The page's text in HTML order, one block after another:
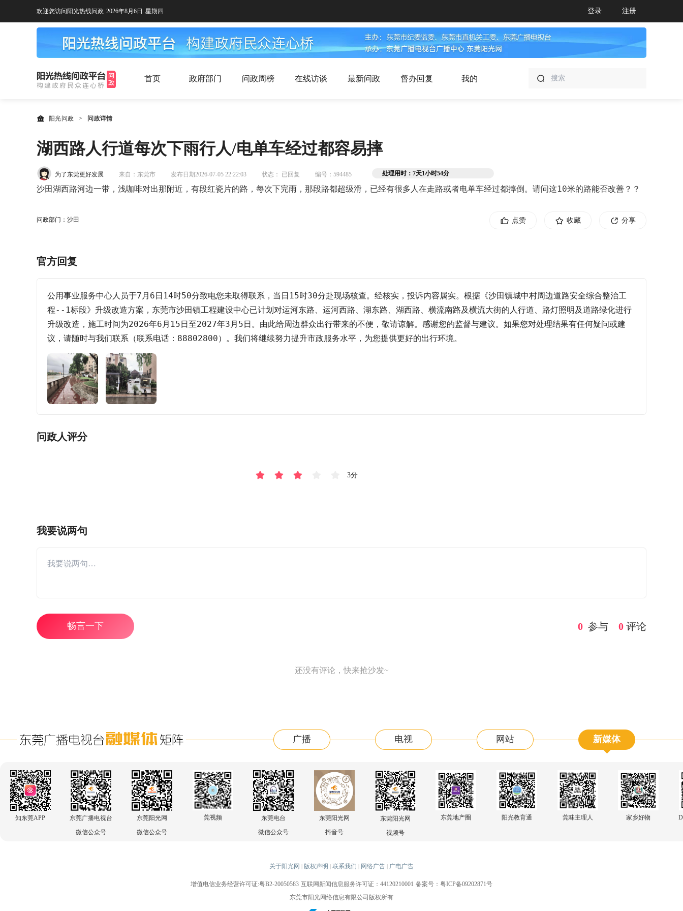
欢迎您访问阳光热线问政 2026年8月6日 星期四 登录 注册
首页 政府部门 问政周榜 在线访谈 最新问政 督办回复 我的
阳光问政 > 问政详情
湖西路人行道每次下雨行人/电单车经过都容易摔
为了东莞更好发展 来自：东莞市 发布日期2026-07-05 22:22:03 状态： 已回复 编号：594485 处理用时：7天1小时54分
沙田湖西路河边一带，浅咖啡对出那附近，有段红瓷片的路，每次下完雨，那段路都超级滑，已经有很多人在走路或者电单车经过都摔倒。请问这10米的路能否改善？？
问政部门：沙田 点赞 收藏 分享
官方回复
公用事业服务中心人员于7月6日14时50分致电您未取得联系，当日15时30分赴现场核查。经核实，投诉内容属实。根据《沙田镇城中村周边道路安全综合整治工
程--1标段》升级改造方案，东莞市沙田镇工程建设中心已计划对运河东路、运河西路、湖东路、湖西路、横流南路及横流大街的人行道、路灯照明及道路绿化进行
升级改造，施工时间为2026年6月15日至2027年3月5日。由此给周边群众出行带来的不便，敬请谅解。感谢您的监督与建议。如果您对处理结果有任何疑问或建
议，请随时与我们联系（联系电话：88802800）。我们将继续努力提升市政服务水平，为您提供更好的出行环境。
问政人评分
3分
我要说两句
畅言一下 0 参与 0 评论
还没有评论，快来抢沙发~
广播 电视 网站 新媒体
知东莞APP
东莞广播电视台
微信公众号
东莞阳光网
微信公众号
莞视频
东莞电台
微信公众号
东莞阳光网
抖音号
东莞阳光网
视频号
东莞地产圈 阳光教育通 莞味主理人 家乡好物
关于阳光网 | 版权声明 | 联系我们 | 网络广告 | 广电广告
增值电信业务经营许可证:粤B2-20050583 互联网新闻信息服务许可证：44120210001 备案号：粤ICP备09202871号
东莞市阳光网络信息有限公司版权所有